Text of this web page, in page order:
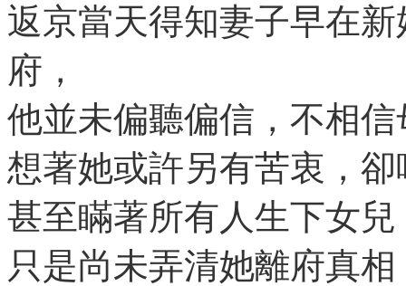
返京當天得知妻子早在
府，
他並未偏聽偏信，不相
想著她或許另有苦衷，
甚至瞞著所有人生下女
只是尚未弄清她離府真